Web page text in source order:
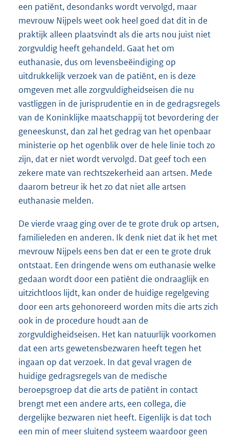
een patiënt, desondanks wordt vervolgd, maar
mevrouw Nijpels weet ook heel goed dat dit in de
praktijk alleen plaatsvindt als die arts nou juist niet
zorgvuldig heeft gehandeld. Gaat het om
euthanasie, dus om levensbeëindiging op
uitdrukkelijk verzoek van de patiënt, en is deze
omgeven met alle zorgvuldigheidseisen die nu
vastliggen in de jurisprudentie en in de gedragsregels
van de Koninklijke maatschappij tot bevordering der
geneeskunst, dan zal het gedrag van het openbaar
ministerie op het ogenblik over de hele linie toch zo
zijn, dat er niet wordt vervolgd. Dat geef toch een
zekere mate van rechtszekerheid aan artsen. Mede
daarom betreur ik het zo dat niet alle artsen
euthanasie melden.
De vierde vraag ging over de te grote druk op artsen,
familieleden en anderen. Ik denk niet dat ik het met
mevrouw Nijpels eens ben dat er een te grote druk
ontstaat. Een dringende wens om euthanasie welke
gedaan wordt door een patiënt die ondraaglijk en
uitzichtloos lijdt, kan onder de huidige regelgeving
door een arts gehonoreerd worden mits die arts zich
ook in de procedure houdt aan de
zorgvuldigheidseisen. Het kan natuurlijk voorkomen
dat een arts gewetensbezwaren heeft tegen het
ingaan op dat verzoek. In dat geval vragen de
huidige gedragsregels van de medische
beroepsgroep dat die arts de patiënt in contact
brengt met een andere arts, een collega, die
dergelijke bezwaren niet heeft. Eigenlijk is dat toch
een min of meer sluitend systeem waardoor geen